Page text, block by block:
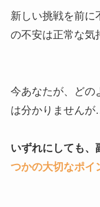
新しい挑戦を前に
の不安は正常な気
今あなたが、どの
は分かりませんが
いずれにしても、
つかの大切なポイ